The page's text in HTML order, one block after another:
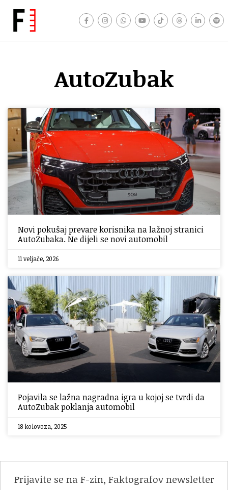
AutoZubak
Novi pokušaj prevare korisnika na lažnoj stranici
AutoZubaka. Ne dijeli se novi automobil
11 veljače, 2026
Pojavila se lažna nagradna igra u kojoj se tvrdi da
AutoZubak poklanja automobil
18 kolovoza, 2025
Prijavite se na F-zin, Faktografov newsletter